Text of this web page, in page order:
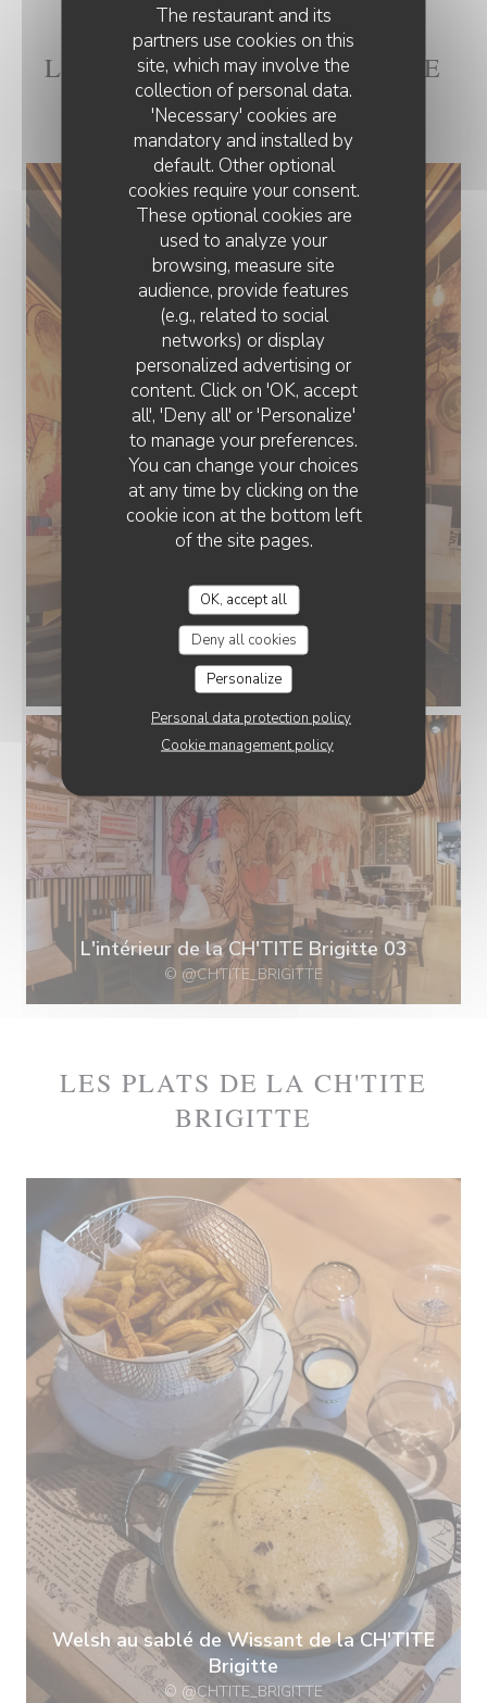
The restaurant and its
partners use cookies on this
site, which may involve the
collection of personal data.
'Necessary' cookies are
mandatory and installed by
default. Other optional
cookies require your consent.
These optional cookies are
used to analyze your
browsing, measure site
audience, provide features
(e.g., related to social
networks) or display
personalized advertising or
content. Click on 'OK, accept
all', 'Deny all' or 'Personalize'
to manage your preferences.
You can change your choices
at any time by clicking on the
cookie icon at the bottom left
of the site pages.
OK, accept all
Deny all cookies
Personalize
Personal data protection policy
Cookie management policy
L'INTÉRIEUR DE LA CH'TITE
BRIGITTE
L'intérieur de la CH'TITE Brigitte 01
© @CHTITE_BRIGITTE
L'intérieur de la CH'TITE Brigitte 03
© @CHTITE_BRIGITTE
LES PLATS DE LA CH'TITE
BRIGITTE
Welsh au sablé de Wissant de la CH'TITE
Brigitte
© @CHTITE_BRIGITTE